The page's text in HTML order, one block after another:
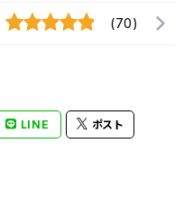
(70)
LINE ポスト